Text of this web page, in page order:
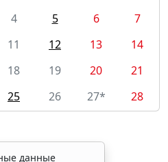
4 5 6
7
11 12 13
14
18 19 20
21
25 26 27* 28
данные